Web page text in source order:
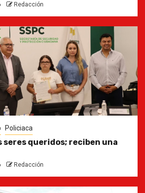
Redacción
Policiaca
seres queridos; reciben una
Redacción